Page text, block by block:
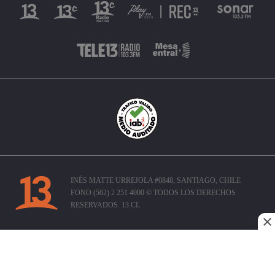
INÉS MATTE URREJOLA #0848, SANTIAGO, CHILE
FONO (562) 2 251 4000 © TODOS LOS DERECHOS
RESERVADOS. 13.CL